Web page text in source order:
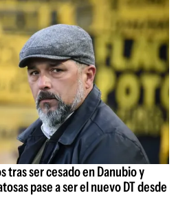
tras ser cesado en Danubio y
pase a ser el nuevo DT desde